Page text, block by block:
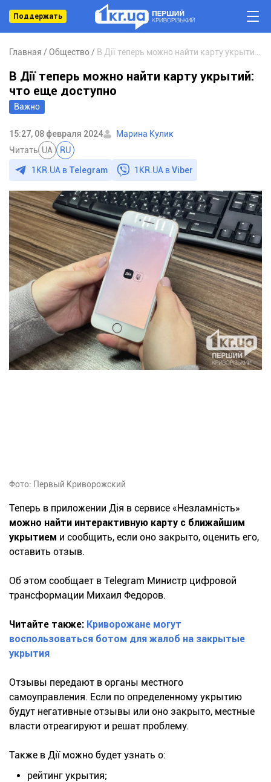
Поддержать
Главная Общество
Важно
В Дії теперь можно найти карту укрытий:
что еще доступно
15:27, 08 февраля 2024
Марина Кулик
Читать UA RU
1KR.UA в Telegram 1KR.UA вViber
Фото: Первый Криворожский
Теперь в приложении Дія в сервисе «Незламність»
можно найти интерактивную карту с ближайшим
укрытием и сообщить, если оно закрыто, оценить его,
оставить отзыв.
Об этом сообщает в Telegram Министр цифровой
трансформации Михаил Федоров.
Читайте также: Криворожане могут
воспользоваться ботом для жалоб на закрытые
укрытия
Отзывы передают в органы местного
самоуправления. Если по определенному укрытию
будут негативные отзывы или оно закрыто, местные
власти отреагируют и решат проблему.
Также в Дії можно будет узнать о:
рейтинг укрытия;